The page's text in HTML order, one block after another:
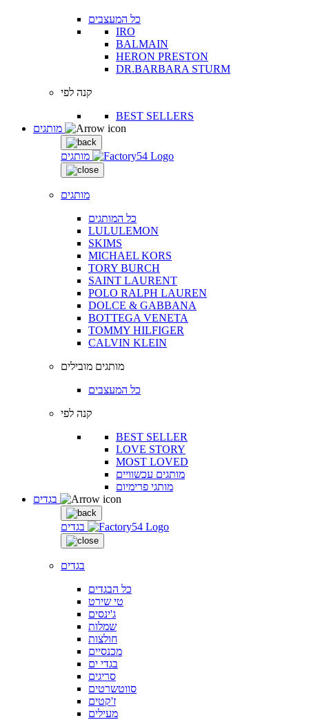
כל המעצבים
IRO
BALMAIN
HERON PRESTON
DR.BARBARA STURM
קנה לפי
BEST SELLERS
מותגים
מותגים
כל המותגים
LULULEMON
SKIMS
MICHAEL KORS
TORY BURCH
SAINT LAURENT
POLO RALPH LAUREN
DOLCE & GABBANA
BOTTEGA VENETA
TOMMY HILFIGER
CALVIN KLEIN
מותגים מובילים
כל המעצבים
קנה לפי
BEST SELLER
LOVE STORY
MOST LOVED
מותגים עכשוויים
מותגי פרימיום
בגדים
בגדים
כל הבגדים
טי שירט
ג'ינסים
שמלות
חולצות
מכנסיים
בגדי ים
סריגים
סווטשרטים
ז'קטים
מעילים